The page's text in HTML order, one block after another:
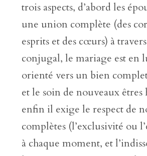
trois aspects, d’abord les
une union complète (des
esprits et des cœurs) à travers
conjugal, le mariage est en
orienté vers un bien
et le soin de nouveaux êtres
enfin il exige le respect de
complètes (l’exclusivité ou
à chaque moment, et